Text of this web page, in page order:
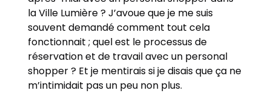
la Ville Lumière ? J’avoue que je me suis
souvent demandé comment tout cela
fonctionnait ; quel est le processus de
réservation et de travail avec un personal
shopper ? Et je mentirais si je disais que ça ne
m’intimidait pas un peu non plus.